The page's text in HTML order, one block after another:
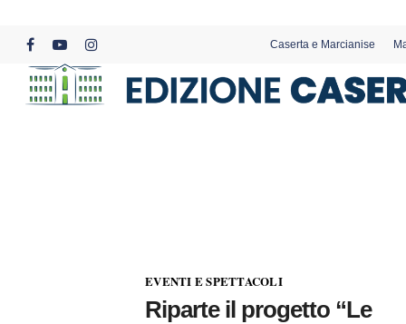
content
facebookyoutubeinstagram
Caserta e Marcianise
EVENTI E SPETTACOLI
Riparte il progetto “Le